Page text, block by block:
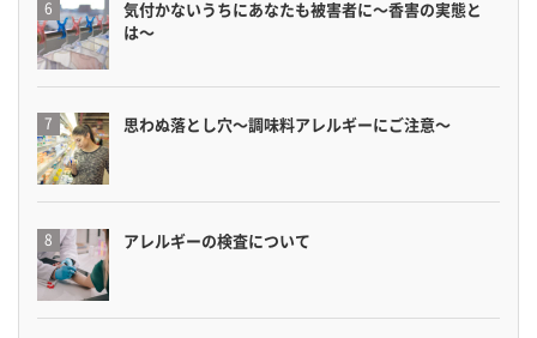
気付かないうちにあなたも被害者に〜香害の実態と
は〜
思わぬ落とし穴〜調味料アレルギーにご注意〜
アレルギーの検査について